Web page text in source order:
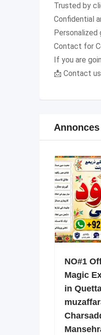
Trusted by
Confidential
Personalized
Contact for
If you are
📩 Contact
NO#1
Magic
in